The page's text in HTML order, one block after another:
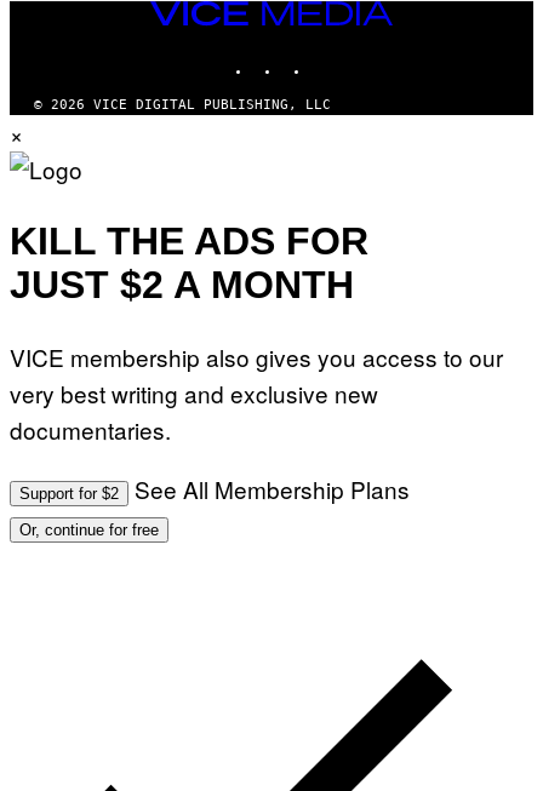
VICE
MEDIA
© 2026 VICE DIGITAL PUBLISHING, LLC
×
KILL THE ADS FOR
JUST $2 A MONTH
VICE membership also gives you access to our
very best writing and exclusive new
documentaries.
Support for $2 See All Membership Plans
Or, continue for free